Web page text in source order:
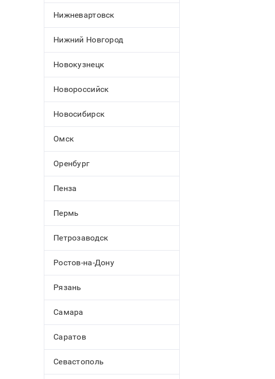
Нижневартовск
Нижний Новгород
Новокузнецк
Новороссийск
Новосибирск
Омск
Оренбург
Пенза
Пермь
Петрозаводск
Ростов-на-Дону
Рязань
Самара
Саратов
Севастополь